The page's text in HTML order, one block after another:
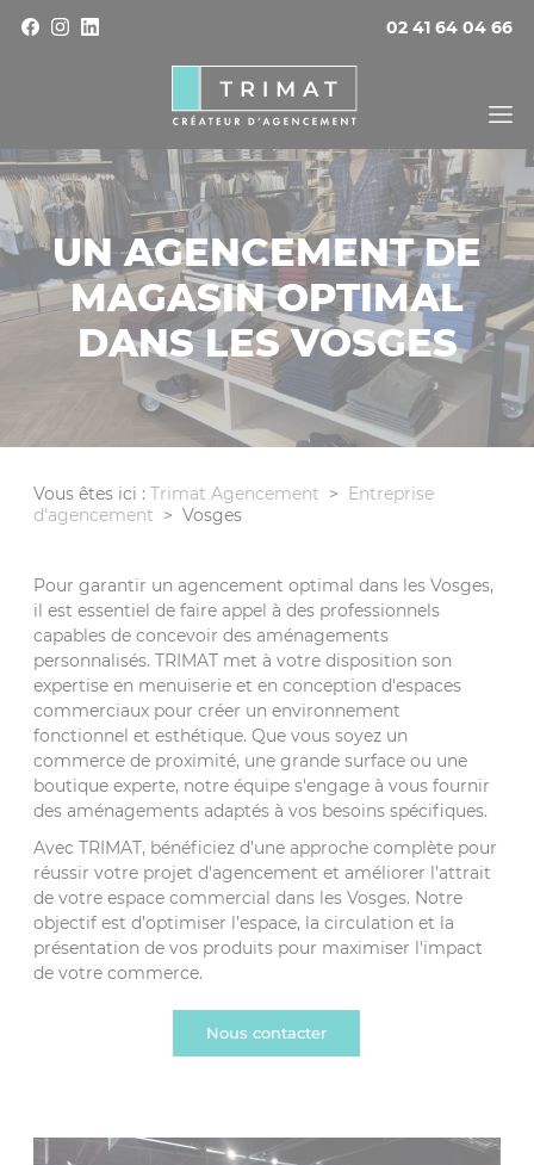
02 41 64 04 66
UN AGENCEMENT DE
MAGASIN OPTIMAL
DANS LES VOSGES
Vous êtes ici : Trimat Agencement > Entreprise
d'agencement >Vosges
Pour garantir un agencement optimal dans les Vosges,
il est essentiel de faire appel à des professionnels
capables de concevoir des aménagements
personnalisés. TRIMAT met à votre disposition son
expertise en menuiserie et en conception d'espaces
commerciaux pour créer un environnement
fonctionnel et esthétique. Que vous soyez un
commerce de proximité, une grande surface ou une
boutique experte, notre équipe s'engage à vous fournir
des aménagements adaptés à vos besoins spécifiques.
Avec TRIMAT, bénéficiez d’une approche complète pour
réussir votre projet d'agencement et améliorer l’attrait
de votre espace commercial dans les Vosges. Notre
objectif est d’optimiser l’espace, la circulation et la
présentation de vos produits pour maximiser l'impact
de votre commerce.
Nous contacter